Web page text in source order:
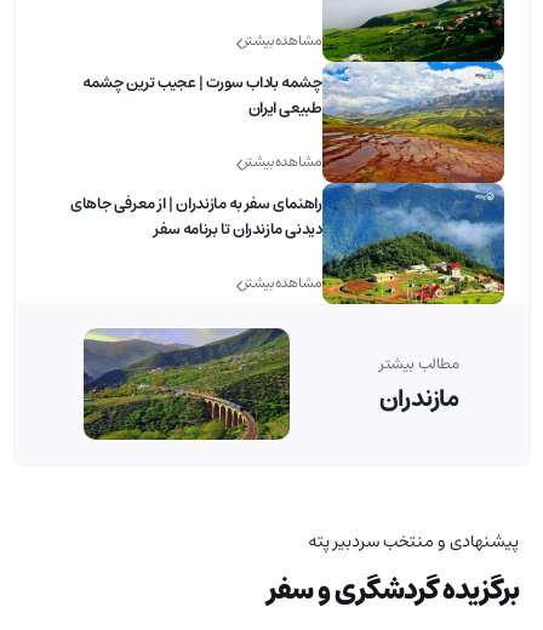
مشاهده بیشتر
چشمه باداب سورت | عجیب ترین چشمه
طبیعی ایران
مشاهده بیشتر
راهنمای سفر به مازندران | از معرفی جاهای
دیدنی مازندران تا برنامه سفر
مشاهده بیشتر
مطالب بیشتر
مازندران
پیشنهادی و منتخب سردبیر پته
برگزیده گردشگری و سفر